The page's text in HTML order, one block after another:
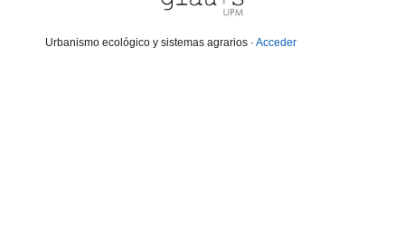
Urbanismo ecológico y sistemas agrarios · Acceder